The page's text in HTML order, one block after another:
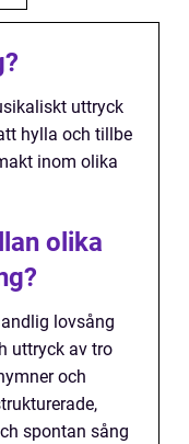
uttryck
hylla och tillbe
inom olika
olika
lovsång
uttryck av tro
och
spontan sång